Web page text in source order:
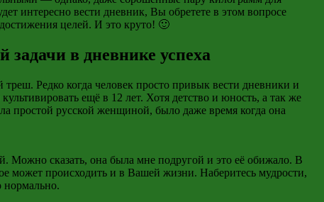
интересно вести дневник, Вы обретете в этом вопросе
целей. И это круто! 🙂
задачи в дневнике успеха
Редко когда человек просто привык вести дневники и
ещё в 12 лет. Хотя детство и юность, а так же
простой русской женщиной, было даже время когда она
Можно сказать, она была мне подругой и это её обижало. В
может происходить и в Вашей жизни. Наберитесь мудрости,
нормально.